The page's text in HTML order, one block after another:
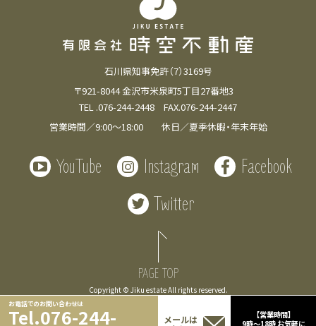
お電話でのお問い合わせは
Tel.076-244- メールは
【営業時間】
9時～18時 お気軽に
石川県知事免許（7）3169号
〒921-8044 金沢市米泉町5丁目27番地3
TEL .076-244-2448 FAX.076-244-2447
営業時間／9:00～18:00 休日／夏季休暇・年末年始
YouTube Instagram
Facebook
Twitter
PAGE TOP
Copyright © Jiku estate All rights reserved.